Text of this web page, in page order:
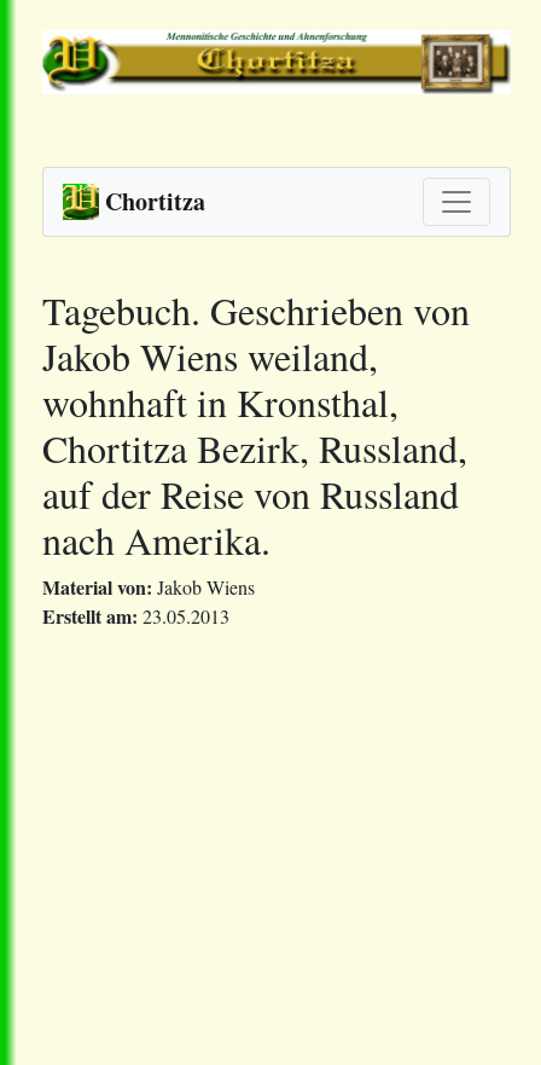
Chortitza
Tagebuch. Geschrieben von
Jakob Wiens weiland,
wohnhaft in Kronsthal,
Chortitza Bezirk, Russland,
auf der Reise von Russland
nach Amerika.
Material von: Jakob Wiens
Erstellt am: 23.05.2013